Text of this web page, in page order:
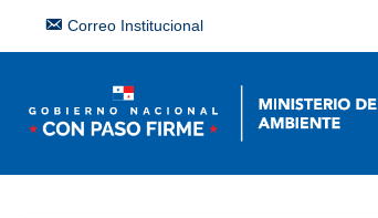
Correo Institucional